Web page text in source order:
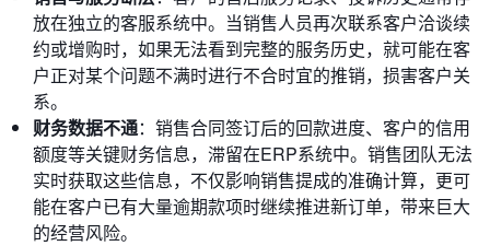
放在独立的客服系统中。当销售人员再次联系客户洽谈续
约或增购时，如果无法看到完整的服务历史，就可能在客
户正对某个问题不满时进行不合时宜的推销，损害客户关
系。
财务数据不通：销售合同签订后的回款进度、客户的信用
额度等关键财务信息，滞留在ERP系统中。销售团队无法
实时获取这些信息，不仅影响销售提成的准确计算，更可
能在客户已有大量逾期款项时继续推进新订单，带来巨大
的经营风险。